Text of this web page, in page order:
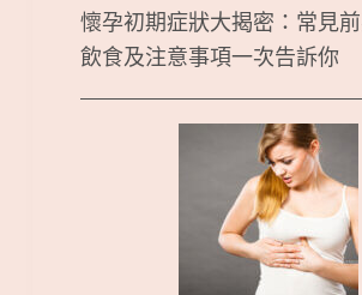
懷孕初期症狀大揭密：常見
飲食及注意事項一次告訴你